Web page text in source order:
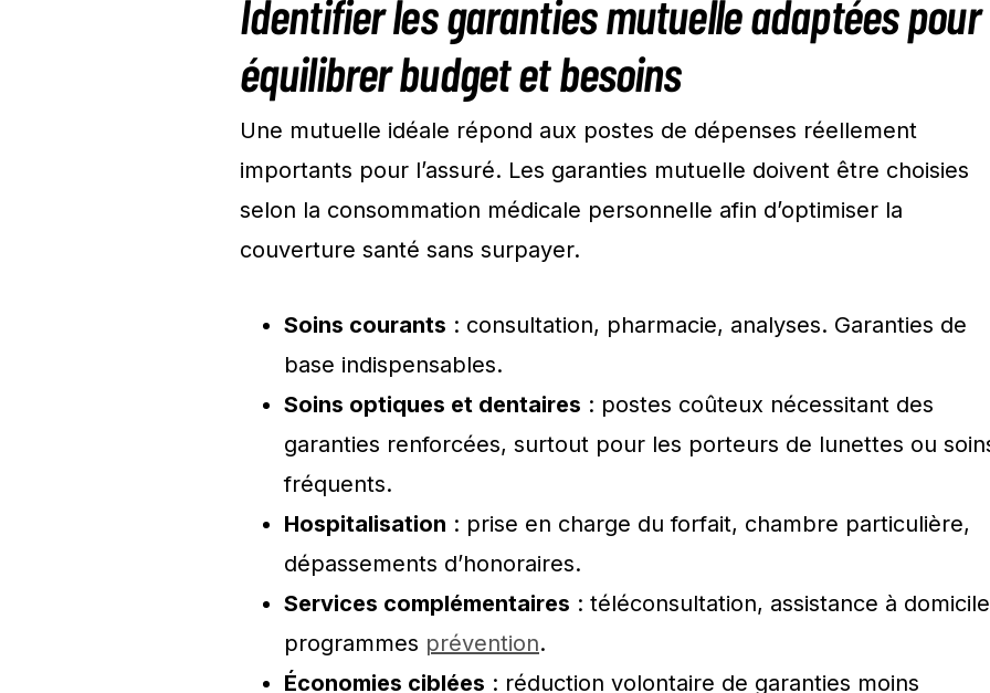
Identifier les garanties mutuelle adaptées pour
équilibrer budget et besoins
Une mutuelle idéale répond aux postes de dépenses réellement
importants pour l’assuré. Les garanties mutuelle doivent être choisies
selon la consommation médicale personnelle afin d’optimiser la
couverture santé sans surpayer.
Soins courants : consultation, pharmacie, analyses. Garanties de
base indispensables.
Soins optiques et dentaires : postes coûteux nécessitant des
garanties renforcées, surtout pour les porteurs de lunettes ou
fréquents.
Hospitalisation : prise en charge du forfait, chambre particulière,
dépassements d’honoraires.
Services complémentaires : téléconsultation, assistance à
programmes prévention.
Économies ciblées : réduction volontaire de garanties moins